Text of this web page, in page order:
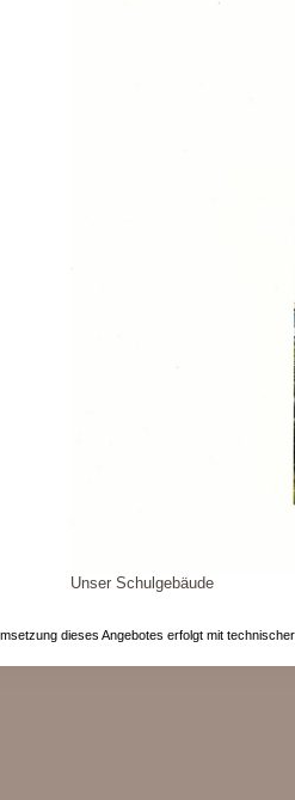
Unser Schulgebäude
dieses Angebotes erfolgt mit